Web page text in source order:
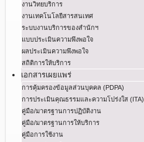
งานวิทยบริการ
งานเทคโนโลยีสารสนเทศ
ระบบงานบริการของสำนักฯ
แบบประเมินความพึงพอใจ
ผลประเมินความพึงพอใจ
สถิติการให้บริการ
เอกสารเผยแพร่
การคุ้มครองข้อมูลส่วนบุคคล (PDPA)
การประเมินคุณธรรมและความโปร่งใส (ITA)
คู่มือ/มาตรฐานการปฏิบัติงาน
คู่มือ/มาตรฐานการให้บริการ
คู่มือการใช้งาน